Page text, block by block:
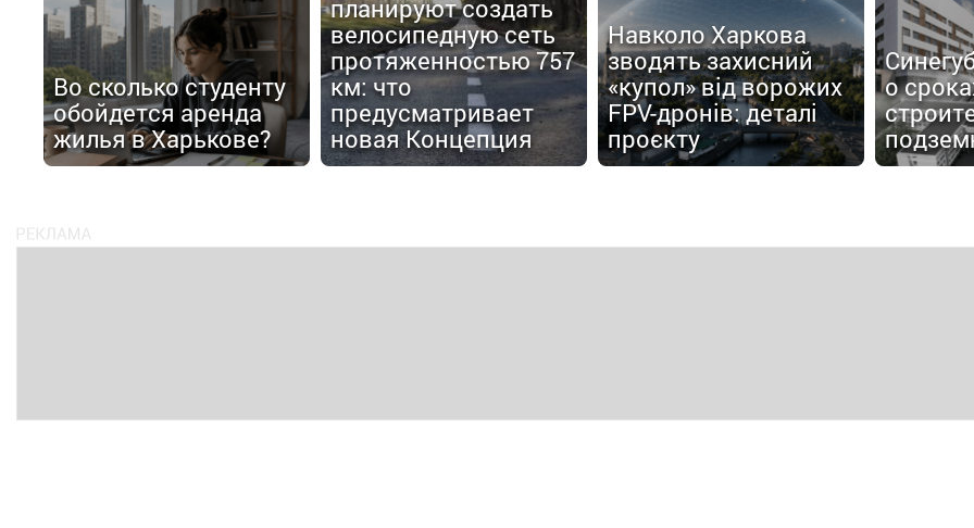
Во сколько студенту
обойдется аренда
жилья в Харькове?
планируют создать
велосипедную сеть
протяженностью 757
км: что
предусматривает
новая Концепция
Навколо Харкова
зводять захисний
«купол» від ворожих
FPV-дронів: деталі
проєкту
о